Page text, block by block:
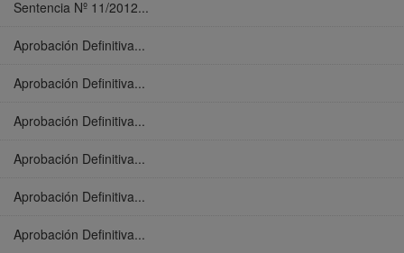
Sentencia Nº 11/2012...
Aprobación Definitiva...
Aprobación Definitiva...
Aprobación Definitiva...
Aprobación Definitiva...
Aprobación Definitiva...
Aprobación Definitiva...